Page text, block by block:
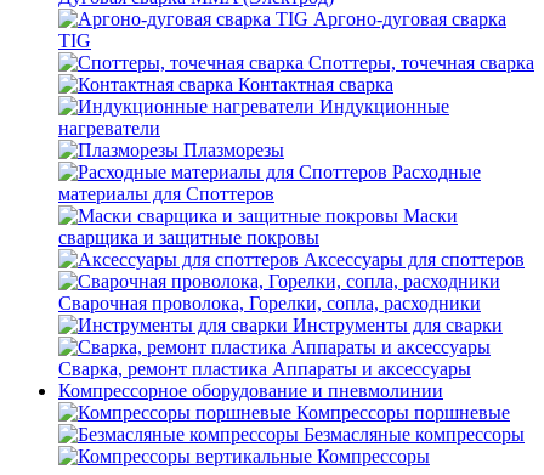
Аргоно-дуговая сварка
TIG
Споттеры, точечная сварка
Контактная сварка
Индукционные
нагреватели
Плазморезы
Расходные
материалы для Споттеров
Маски
сварщика и защитные покровы
Аксессуары для споттеров
Сварочная проволока, Горелки, сопла, расходники
Инструменты для сварки
Сварка, ремонт пластика Аппараты и аксессуары
Компрессорное оборудование и пневмолинии
Компрессоры поршневые
Безмасляные компрессоры
Компрессоры